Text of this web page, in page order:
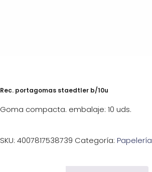
Rec. portagomas staedtler b/10u
Goma compacta. embalaje: 10 uds.
SKU: 4007817538739 Categoría: Papelería